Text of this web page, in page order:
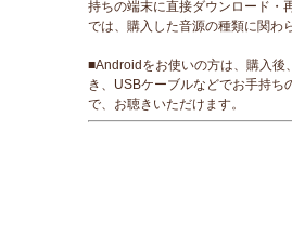
持ちの端末に直接ダウンロード・
では、購入した音源の種類に関わ
■Androidをお使いの方は、購入後
き、USBケーブルなどでお手持ち
で、お聴きいただけます。